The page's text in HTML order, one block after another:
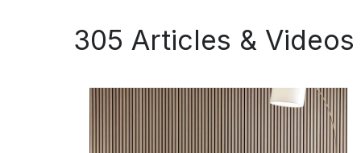
305 Articles & Videos